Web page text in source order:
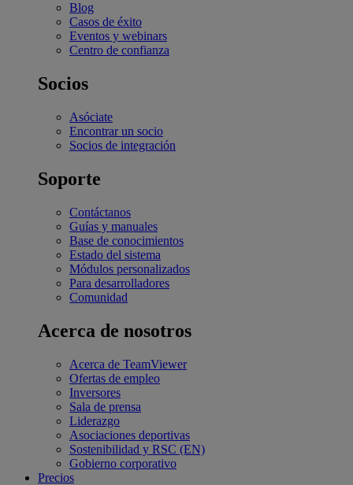
Blog
Casos de éxito
Eventos y webinars
Centro de confianza
Socios
Asóciate
Encontrar un socio
Socios de integración
Soporte
Contáctanos
Guías y manuales
Base de conocimientos
Estado del sistema
Módulos personalizados
Para desarrolladores
Comunidad
Acerca de nosotros
Acerca de TeamViewer
Ofertas de empleo
Inversores
Sala de prensa
Liderazgo
Asociaciones deportivas
Sostenibilidad y RSC (EN)
Gobierno corporativo
Precios